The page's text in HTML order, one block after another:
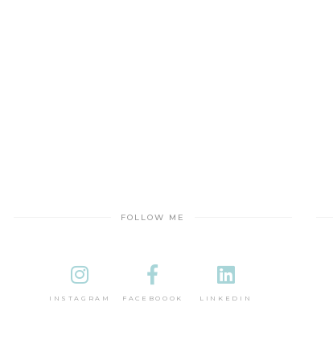
FOLLOW ME
INSTAGRAM FACEBOOOK LINKEDIN